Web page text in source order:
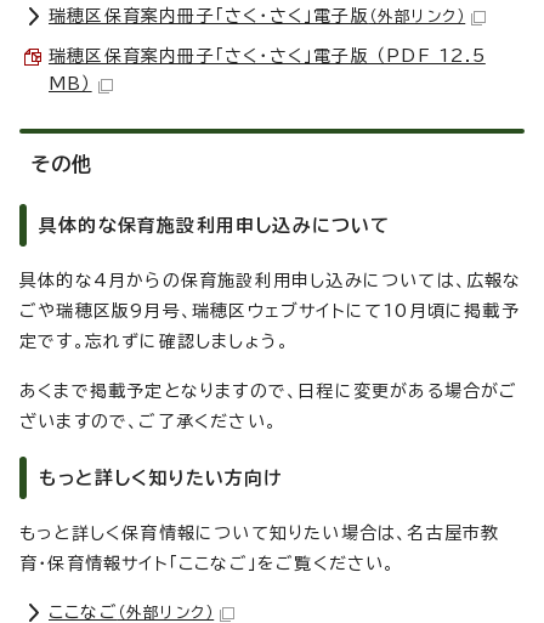
瑞穂区保育案内冊子「さく・さく」電子版 （外部リンク）
瑞穂区保育案内冊子「さく・さく」電子版 （PDF 12.5
MB）
その他
具体的な保育施設利用申し込みについて
具体的な4月からの保育施設利用申し込みについては、広報な
ごや瑞穂区版9月号、瑞穂区ウェブサイトにて10月頃に掲載予
定です。忘れずに確認しましょう。
あくまで掲載予定となりますので、日程に変更がある場合がご
ざいますので、ご了承ください。
もっと詳しく知りたい方向け
もっと詳しく保育情報について知りたい場合は、名古屋市教
育・保育情報サイト「ここなご」をご覧ください。
ここなご （外部リンク）